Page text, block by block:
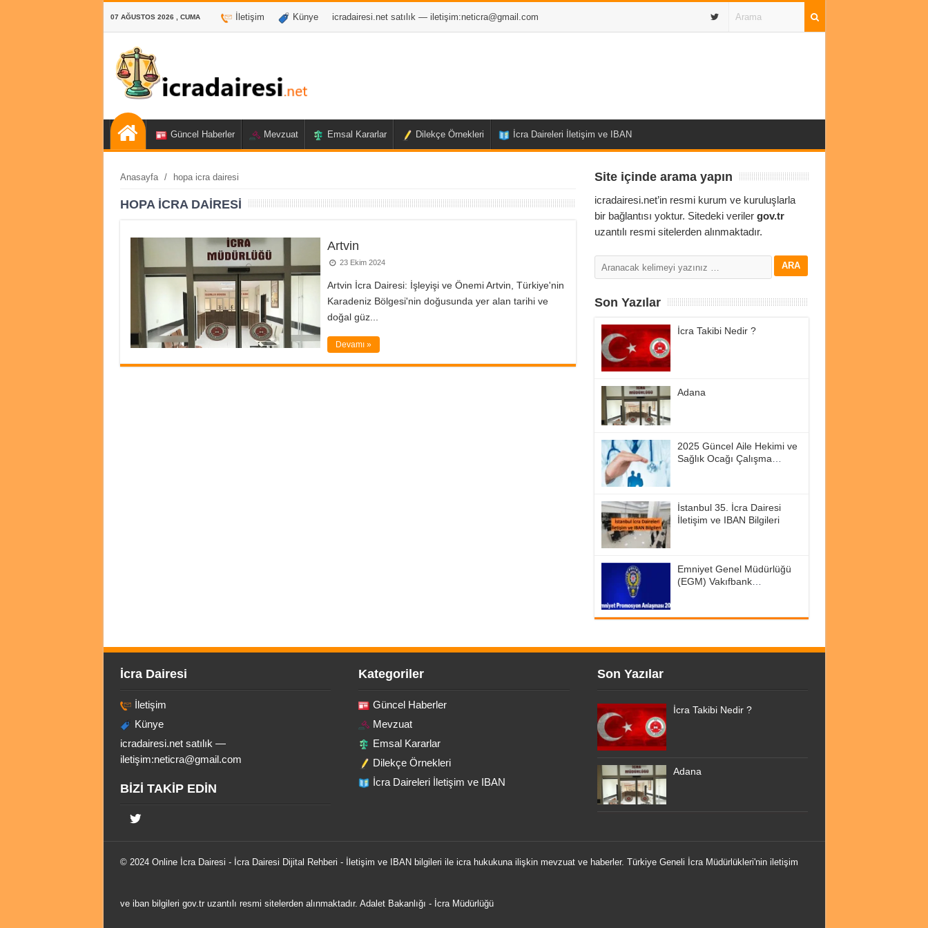
07 AĞUSTOS 2026 , CUMA İletişim Künye icradairesi.net satılık — iletişim:neticra@gmail.com
Güncel Haberler Mevzuat Emsal Kararlar Dilekçe Örnekleri İcra Daireleri İletişim ve IBAN
Anasayfa / hopa icra dairesi
HOPA ICRA DAIRESI
Artvin
23 Ekim 2024
Artvin İcra Dairesi: İşleyişi ve Önemi Artvin, Türkiye'nin
Karadeniz Bölgesi'nin doğusunda yer alan tarihi ve
doğal güz...
Devamı »
Site içinde arama yapın
icradairesi.net’in resmi kurum ve kuruluşlarla
bir bağlantısı yoktur. Sitedeki veriler gov.tr
uzantılı resmi sitelerden alınmaktadır.
Son Yazılar
İcra Takibi Nedir ?
Adana
2025 Güncel Aile Hekimi ve
Sağlık Ocağı Çalışma
İstanbul 35. İcra Dairesi
İletişim ve IBAN Bilgileri
Emniyet Genel Müdürlüğü
(EGM) Vakıfbank
İcra Dairesi
İletişim
Künye
icradairesi.net satılık —
iletişim:neticra@gmail.com
BİZİ TAKİP EDİN
Kategoriler
Güncel Haberler
Mevzuat
Emsal Kararlar
Dilekçe Örnekleri
İcra Daireleri İletişim ve IBAN
Son Yazılar
İcra Takibi Nedir ?
Adana
© 2024 Online İcra Dairesi - İcra Dairesi Dijital Rehberi - İletişim ve IBAN bilgileri ile icra hukukuna ilişkin mevzuat ve haberler. Türkiye Geneli İcra Müdürlükleri'nin iletişim
ve iban bilgileri gov.tr uzantılı resmi sitelerden alınmaktadır. Adalet Bakanlığı - İcra Müdürlüğü